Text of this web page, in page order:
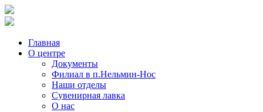
Главная
О центре
Документы
Филиал в п.Нельмин-Нос
Наши отделы
Сувенирная лавка
О нас